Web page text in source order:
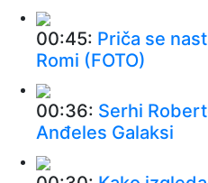
00:45: Priča se
Romi (FOTO)
00:36: Serhi
Anđeles Galaksi